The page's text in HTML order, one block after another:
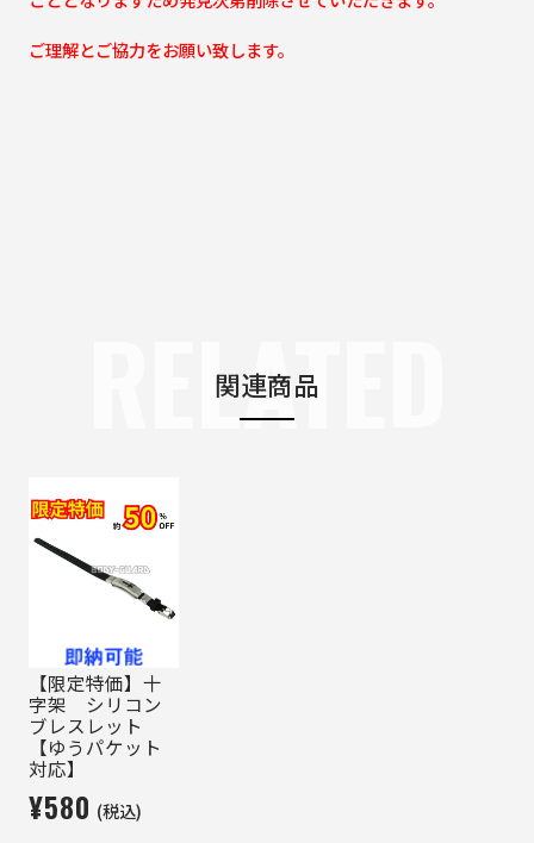
ご理解とご協力をお願い致します。
関連商品
RELATED
【限定特価】十
字架 シリコン
ブレスレット
【ゆうパケット
対応】
¥580 (税込)